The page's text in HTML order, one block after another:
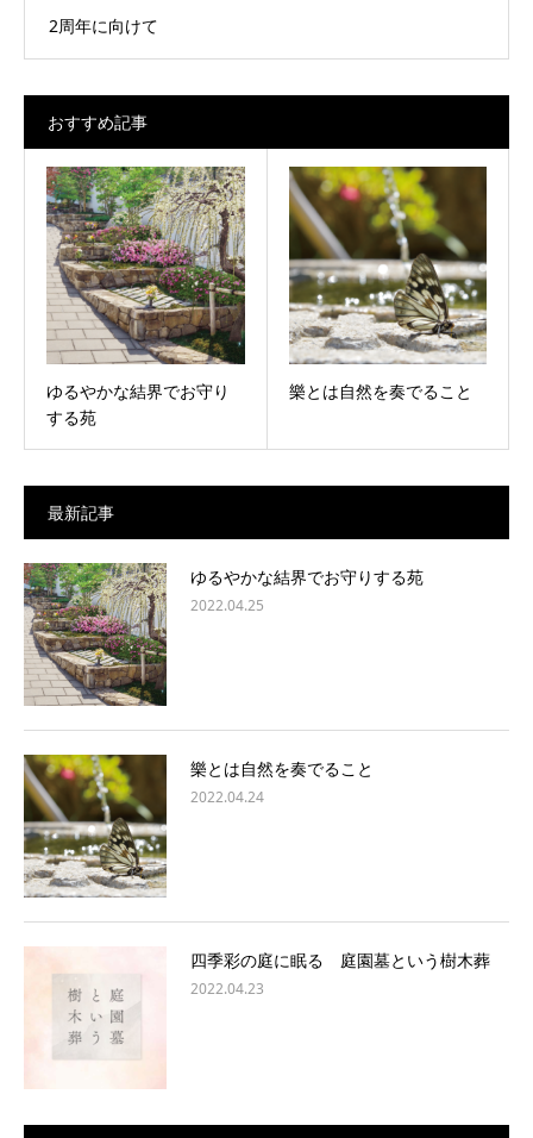
2周年に向けて
おすすめ記事
ゆるやかな結界でお守り
する苑
樂とは自然を奏でること
最新記事
ゆるやかな結界でお守りする苑
2022.04.25
樂とは自然を奏でること
2022.04.24
四季彩の庭に眠る 庭園墓という樹木葬
2022.04.23